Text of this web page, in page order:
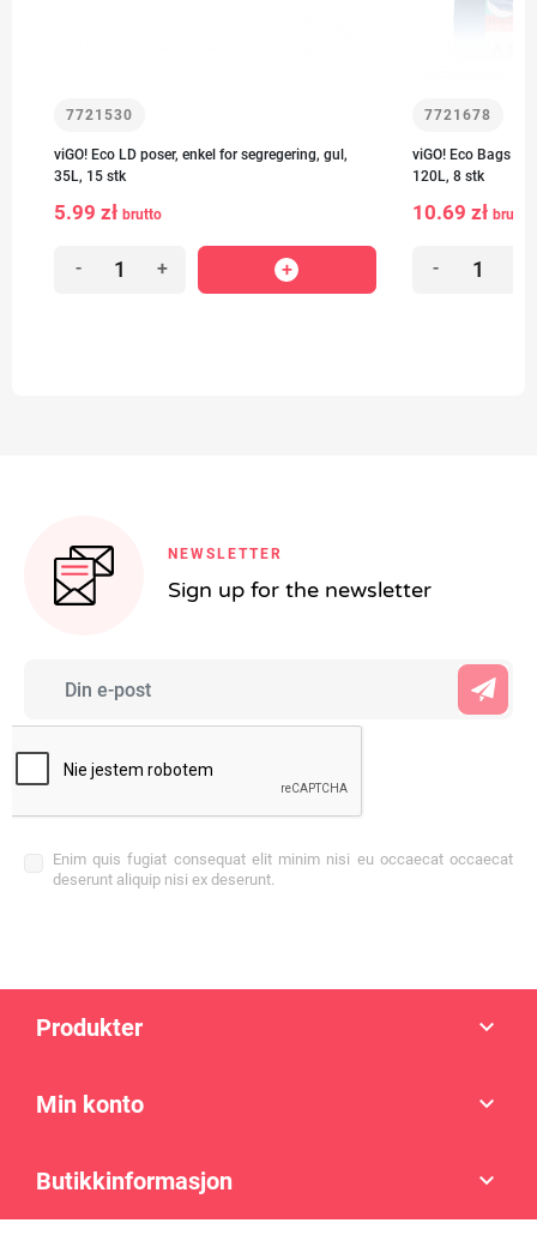
7721530
viGO! Eco LD poser, enkel for segregering, gul,
35L, 15 stk
5.99 zł brutto
- +
7721678
viGO! Eco Bags
120L, 8 stk
10.69 zł brutto
-
NEWSLETTER
Sign up for the newsletter
Enim quis fugiat consequat elit minim nisi eu occaecat occaecat
deserunt aliquip nisi ex deserunt.
Produkter 
Min konto 
Butikkinformasjon 